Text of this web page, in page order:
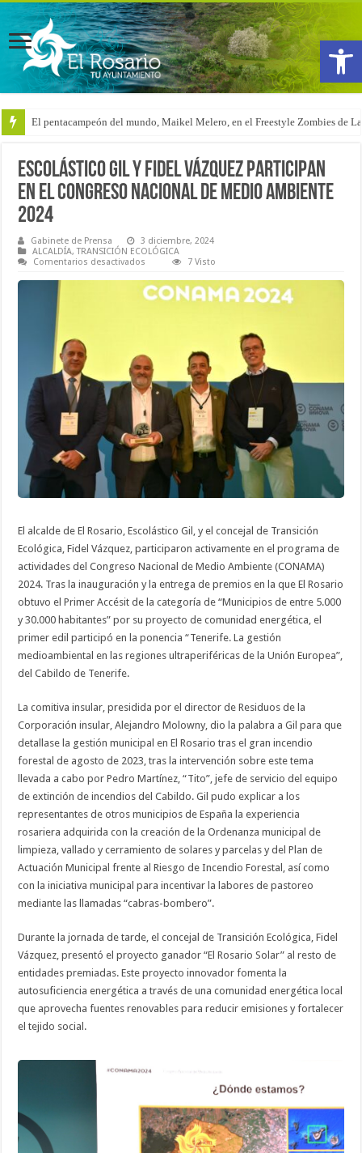
Abrir
El pentacampeón del mundo, Maikel Melero, en el Freestyle Zombies de
Escolástico Gil y Fidel Vázquez participan
en el Congreso Nacional de Medio Ambiente
2024
Gabinete de Prensa
3 diciembre, 2024
ALCALDÍA,TRANSICIÓN ECOLÓGICA
Comentarios desactivados
Gil
y
Fidel
Congreso
Nacional
de
Medio
Ambiente
2024
7 Visto
El alcalde de El Rosario, Escolástico Gil, y el concejal de Transición
Ecológica, Fidel Vázquez, participaron activamente en el programa de
actividades del Congreso Nacional de Medio Ambiente (CONAMA)
2024. Tras la inauguración y la entrega de premios en la que El Rosario
obtuvo el Primer Accésit de la categoría de “Municipios de entre 5.000
y 30.000 habitantes” por su proyecto de comunidad energética, el
primer edil participó en la ponencia “Tenerife. La gestión
medioambiental en las regiones ultraperiféricas de la Unión Europea”,
del Cabildo de Tenerife.
La comitiva insular, presidida por el director de Residuos de la
Corporación insular, Alejandro Molowny, dio la palabra a Gil para que
detallase la gestión municipal en El Rosario tras el gran incendio
forestal de agosto de 2023, tras la intervención sobre este tema
llevada a cabo por Pedro Martínez, “Tito”, jefe de servicio del equipo
de extinción de incendios del Cabildo. Gil pudo explicar a los
representantes de otros municipios de España la experiencia
rosariera adquirida con la creación de la Ordenanza municipal de
limpieza, vallado y cerramiento de solares y parcelas y del Plan de
Actuación Municipal frente al Riesgo de Incendio Forestal, así como
con la iniciativa municipal para incentivar la labores de pastoreo
mediante las llamadas “cabras-bombero”.
Durante la jornada de tarde, el concejal de Transición Ecológica, Fidel
Vázquez, presentó el proyecto ganador “El Rosario Solar” al resto de
entidades premiadas. Este proyecto innovador fomenta la
autosuficiencia energética a través de una comunidad energética local
que aprovecha fuentes renovables para reducir emisiones y fortalecer
el tejido social.